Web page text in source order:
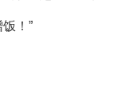
！”